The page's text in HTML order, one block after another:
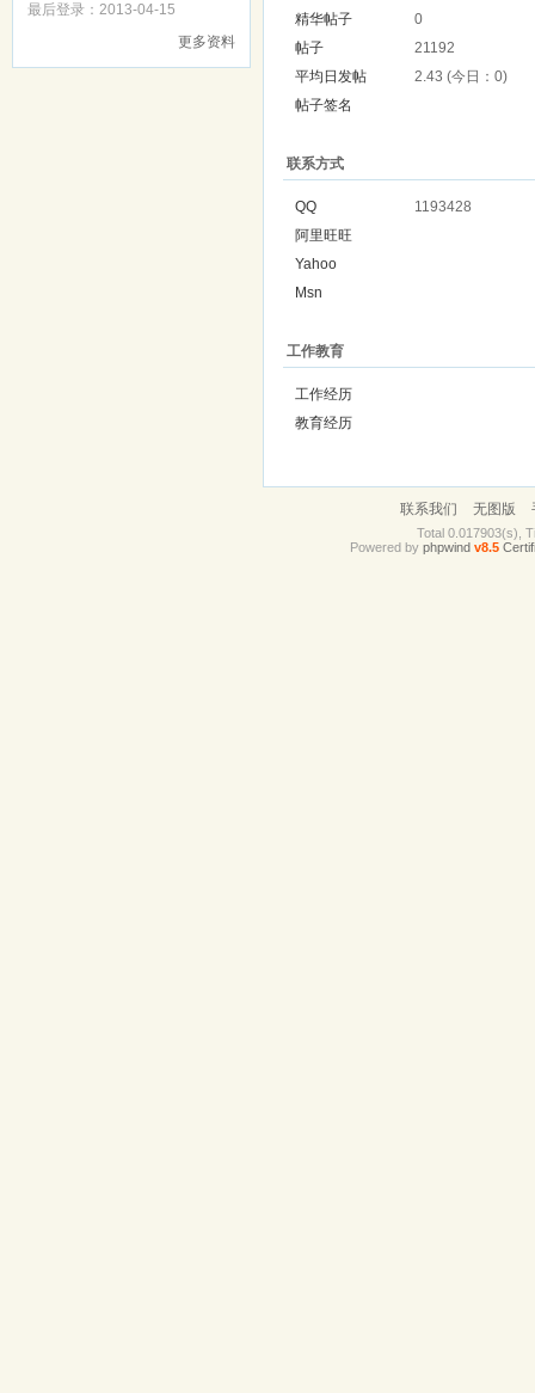
最后登录：2013-04-15
更多资料
精华帖子
0
帖子
21192
平均日发帖
2.43 (今日：0)
帖子签名
联系方式
QQ
1193428
阿里旺旺
Yahoo
Msn
工作教育
工作经历
教育经历
联系我们 无图版
Total 0.017903(s),
Powered by phpwind v8.5